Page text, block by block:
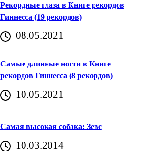
Рекордные глаза в Книге рекордов
Гиннесса (19 рекордов)
08.05.2021
Самые длинные ногти в Книге
рекордов Гиннесса (8 рекордов)
10.05.2021
Самая высокая собака: Зевс
10.03.2014